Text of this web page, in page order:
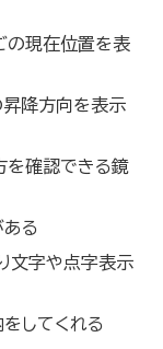
の現在位置を表
昇降方向を表示
を確認できる鏡
ある
文字や点字表示
してくれる